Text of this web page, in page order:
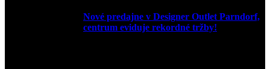
Nové predajne v Designer Outlet Parndorf,
centrum eviduje rekordné tržby!